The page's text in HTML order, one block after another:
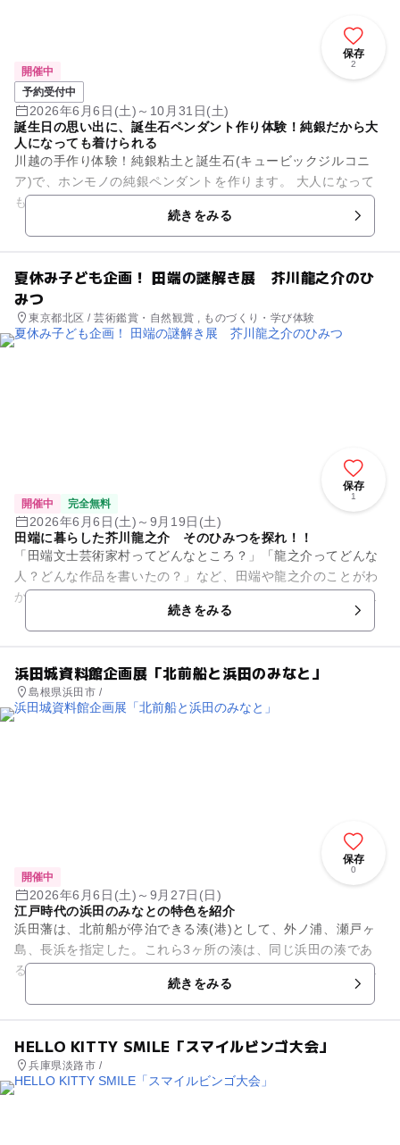
保存
2
開催中
予約受付中
2026年6月6日(土)～10月31日(土)
誕生日の思い出に、誕生石ペンダント作り体験！純銀だから大
人になっても着けられる
川越の手作り体験！純銀粘土と誕生石(キュービックジルコニ
ア)で、ホンモノの純銀ペンダントを作ります。 大人になって
もずっと着けれます！ 10分で成形、1時間後に10分磨いて完
続きをみる
夏休み子ども企画！ 田端の謎解き展 芥川龍之介のひ
みつ
東京都北区 / 芸術鑑賞・自然観賞 , ものづくり・学び体験
保存
1
開催中 完全無料
2026年6月6日(土)～9月19日(土)
田端に暮らした芥川龍之介 そのひみつを探れ！！
「田端文士芸術家村ってどんなところ？」「龍之介ってどんな
人？どんな作品を書いたの？」など、田端や龍之介のことがわ
かる展示を開催！龍之介の家の復元模型や原稿の展示を見なが
ら、「たんけん手帖」にチャ...続きをみる
浜田城資料館企画展「北前船と浜田のみなと」
島根県浜田市 /
保存
0
開催中
2026年6月6日(土)～9月27日(日)
江戸時代の浜田のみなとの特色を紹介
浜田藩は、北前船が停泊できる湊(港)として、外ノ浦、瀬戸ヶ
島、長浜を指定した。これら3ヶ所の湊は、同じ浜田の湊であ
るが、それぞれ異なる特色を有している。この企画展では、市
指定文化財「板絵著色瀬戸...続きをみる
HELLO KITTY SMILE「スマイルビンゴ大会」
兵庫県淡路市 /